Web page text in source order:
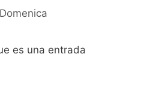
Domenica
es una entrada